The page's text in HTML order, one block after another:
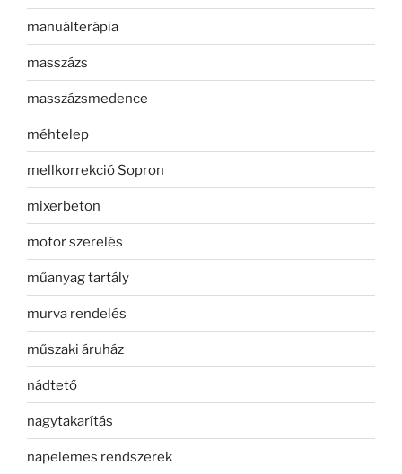
manuálterápia
masszázs
masszázsmedence
méhtelep
mellkorrekció Sopron
mixerbeton
motor szerelés
műanyag tartály
murva rendelés
műszaki áruház
nádtető
nagytakarítás
napelemes rendszerek